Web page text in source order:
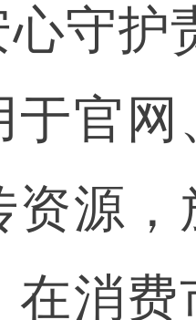
心守
于官
资源
在消